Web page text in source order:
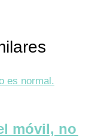
móvil, no es